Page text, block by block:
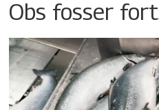
Obs fosser